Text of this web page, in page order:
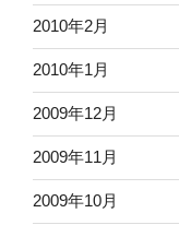
2010年2月
2010年1月
2009年12月
2009年11月
2009年10月